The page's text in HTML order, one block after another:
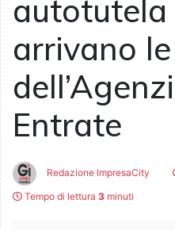
arrivano
Entrate
Redazione ImpresaCity
Tempo di lettura 3 minuti